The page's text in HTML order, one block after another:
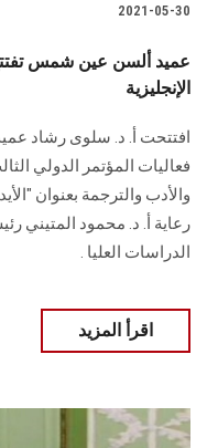
2021-05-30
عميد ألسن عين شمس تفتتح
الإنجليزية
افتتحت أ. د. سلوى رشاد
فعاليات المؤتمر الدولي
والأدب والترجمة بعنوان
رعاية أ. د. محمود المتيني
الدراسات العليا .
اقرأ المزيد